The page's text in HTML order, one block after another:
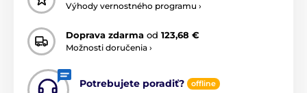
Výhody vernostného programu ›
Doprava zdarma od 123,68 €
Možnosti doručenia ›
Potrebujete poradiť? offline